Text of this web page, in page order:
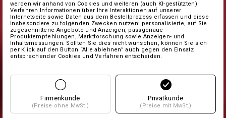
werden wir anhand von Cookies und weiteren (auch KI-gestützten)
Verfahren Informationen über Ihre Interaktionen auf unserer
Internetseite sowie Daten aus dem Bestellprozess erfassen und diese
insbesondere zu folgenden Zwecken nutzen: personalisierte, auf Sie
zugeschnittene Angebote und Anzeigen, passgenaue
Produktempfehlungen, Marktforschung sowie Anzeigen- und
Inhaltsmessungen. Sollten Sie dies nicht wünschen, können Sie sich
per Klick auf den Button “Alle ablehnen” auch gegen den Einsatz
entsprechender Cookies und Verfahren entscheiden.
Firmenkunde
(Preise ohne MwSt.)
Privatkunde
(Preise mit MwSt.)